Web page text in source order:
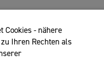
Cookies - nähere
Ihren Rechten als